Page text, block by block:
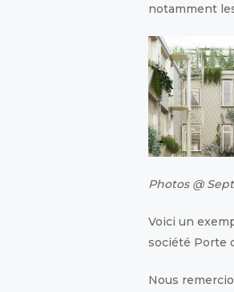
notamment
Photos @
Voici un
société Porte
Nous